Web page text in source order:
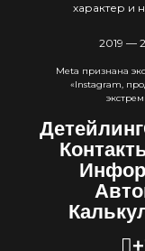
характер и
2019 —
Meta признана
«Instagram,
Детейлинг